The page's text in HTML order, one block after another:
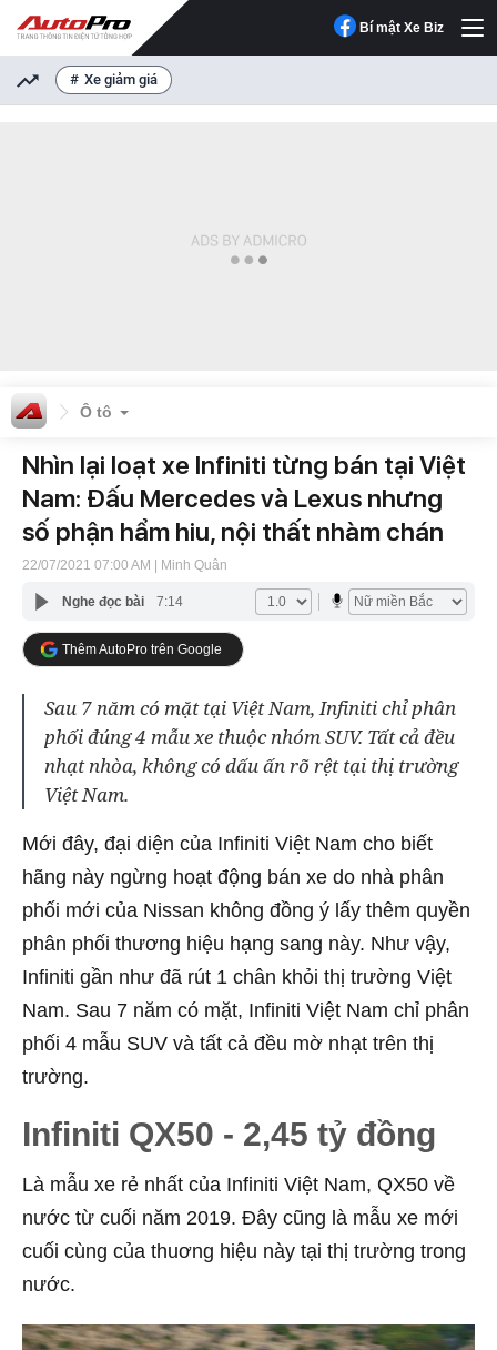
Bí mật Xe Biz
Xe giảm giá
Ô tô
Nhìn lại loạt xe Infiniti từng bán tại Việt
Nam: Đấu Mercedes và Lexus nhưng
số phận hẩm hiu, nội thất nhàm chán
22/07/2021 07:00 AM | Minh Quân
Nghe đọc bài 7:14
Thêm AutoPro trên Google
Sau 7 năm có mặt tại Việt Nam, Infiniti chỉ phân
phối đúng 4 mẫu xe thuộc nhóm SUV. Tất cả đều
nhạt nhòa, không có dấu ấn rõ rệt tại thị trường
Việt Nam.
Mới đây, đại diện của Infiniti Việt Nam cho biết
hãng này ngừng hoạt động bán xe do nhà phân
phối mới của Nissan không đồng ý lấy thêm quyền
phân phối thương hiệu hạng sang này. Như vậy,
Infiniti gần như đã rút 1 chân khỏi thị trường Việt
Nam. Sau 7 năm có mặt, Infiniti Việt Nam chỉ phân
phối 4 mẫu SUV và tất cả đều mờ nhạt trên thị
trường.
Infiniti QX50 - 2,45 tỷ đồng
Là mẫu xe rẻ nhất của Infiniti Việt Nam, QX50 về
nước từ cuối năm 2019. Đây cũng là mẫu xe mới
cuối cùng của thuơng hiệu này tại thị trường trong
nước.